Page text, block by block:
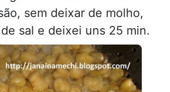
sem deixar de molho,
sal e deixei uns 25 min.